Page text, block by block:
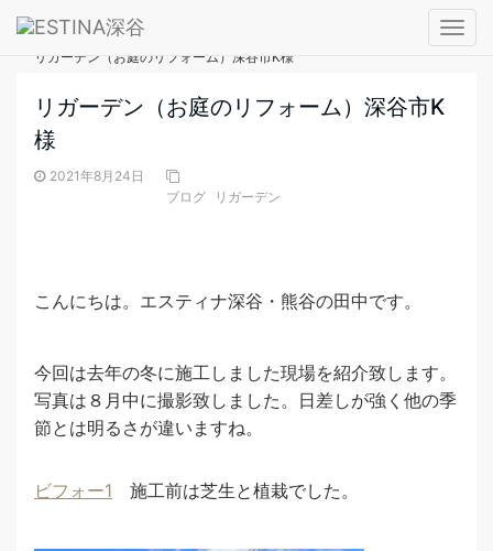
T
i
― BLOG ―
リガーデン（お庭のリフォーム）深谷市K様
リガーデン（お庭のリフォーム）深谷市K
様
2021年8月24日
ブログ
リガーデン
こんにちは。エスティナ深谷・熊谷の田中です。
今回は去年の冬に施工しました現場を紹介致します。
写真は８月中に撮影致しました。日差しが強く他の季
節とは明るさが違いますね。
ビフォー1 施工前は芝生と植栽でした。